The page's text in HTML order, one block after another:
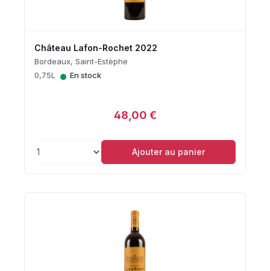
Château Lafon-Rochet 2022
Bordeaux, Saint-Estèphe
0,75L
• En stock
48,00 €
Ajouter au panier